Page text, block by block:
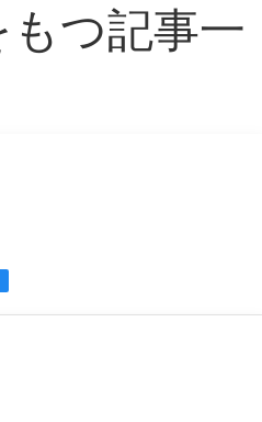
もつ記事一